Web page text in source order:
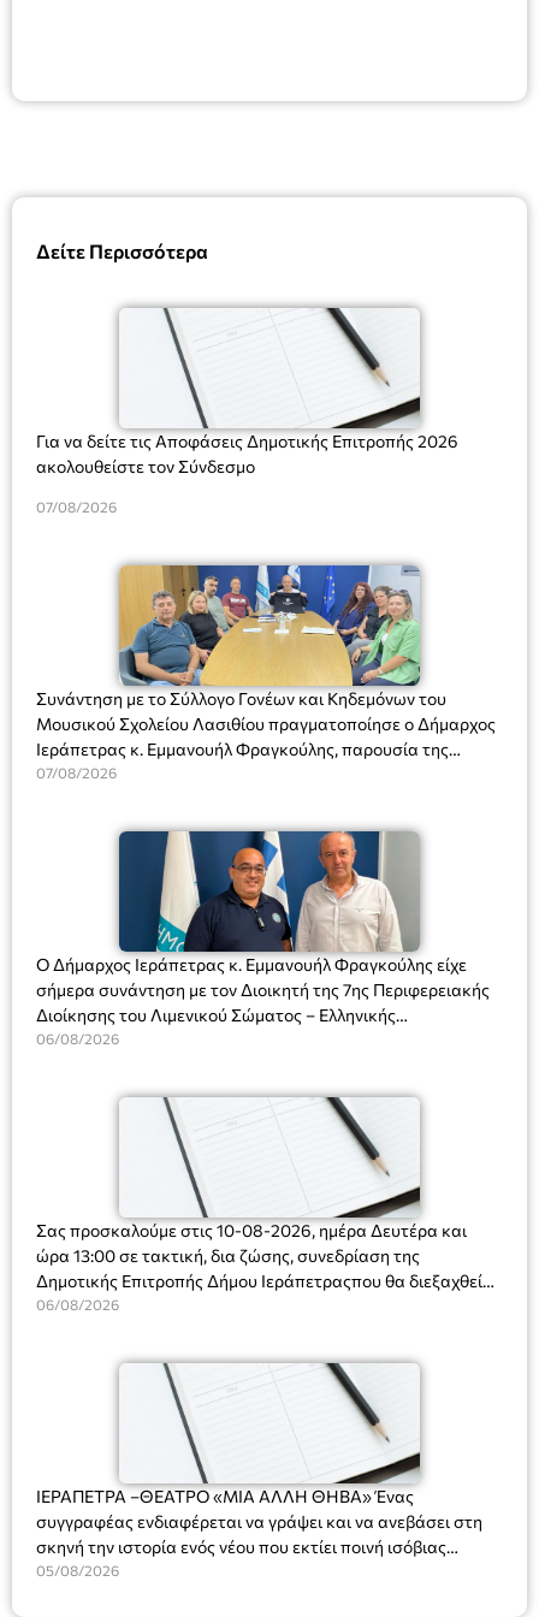
Δείτε Περισσότερα
Για να δείτε τις Αποφάσεις Δημοτικής Επιτροπής 2026
ακολουθείστε τον Σύνδεσμο
07/08/2026
Συνάντηση με το Σύλλογο Γονέων και Κηδεμόνων του
Μουσικού Σχολείου Λασιθίου πραγματοποίησε ο Δήμαρχος
Ιεράπετρας κ. Εμμανουήλ Φραγκούλης, παρουσία της
Διευθύντριας του σχολείου κας Μαριάννας Χαΐτα.
07/08/2026
Ο Δήμαρχος Ιεράπετρας κ. Εμμανουήλ Φραγκούλης είχε
σήμερα συνάντηση με τον Διοικητή της 7ης Περιφερειακής
Διοίκησης του Λιμενικού Σώματος – Ελληνικής
Ακτοφυλακής (Λ.Σ.-ΕΛ.ΑΚΤ.), Αρχιπλοίαρχο Λ.Σ. κ. Ιωάννη
06/08/2026
Σας προσκαλούμε στις 10-08-2026, ημέρα Δευτέρα και
ώρα 13:00 σε τακτική, δια ζώσης, συνεδρίαση της
Δημοτικής Επιτροπής Δήμου Ιεράπετραςπου θα διεξαχθεί
στο Δημοτικό Κατάστημα, Δημοκρατίας 31 στην αίθουσα
και λήψη αποφάσεων στα παρακάτω θέματα:
06/08/2026
ΙΕΡΑΠΕΤΡΑ –ΘΕΑΤΡΟ «ΜΙΑ ΑΛΛΗ ΘΗΒΑ» Ένας
συγγραφέας ενδιαφέρεται να γράψει και να ανεβάσει στη
σκηνή την ιστορία ενός νέου που εκτίει ποινή ισόβιας
κάθειρξης για πατροκτονία. Ένα πολυβραβευμένο έργο για
05/08/2026